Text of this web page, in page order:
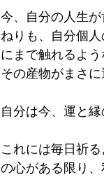
今、自分の人生
ねりも、自分個
にまで触れるよ
その産物がまさに
自分は今、運と
これには毎日祈
の心がある限り